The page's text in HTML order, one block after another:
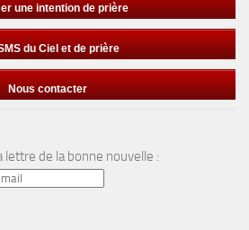
une intention de prière
du Ciel et de prière
Nous contacter
lettre de la bonne nouvelle :